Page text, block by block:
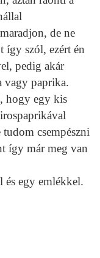
de ne
így szól, ezért én
pedig akár
vagy paprika.
hogy egy kis
csempészni
így már meg van
és egy emlékkel.